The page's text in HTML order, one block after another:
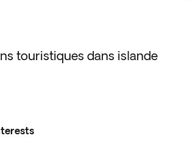
touristiques dans islande